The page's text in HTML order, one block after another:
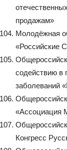
продажам»
Молодёжная
«Российские
содействию в
заболеваний
«Ассоциация
Конгресс